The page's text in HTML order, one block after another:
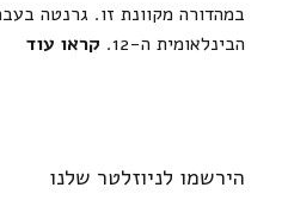
במהדורה מקוונת זו. גרנטה
הבינלאומית ה-12.
קראו עוד
הירשמו לניוזלטר שלנו